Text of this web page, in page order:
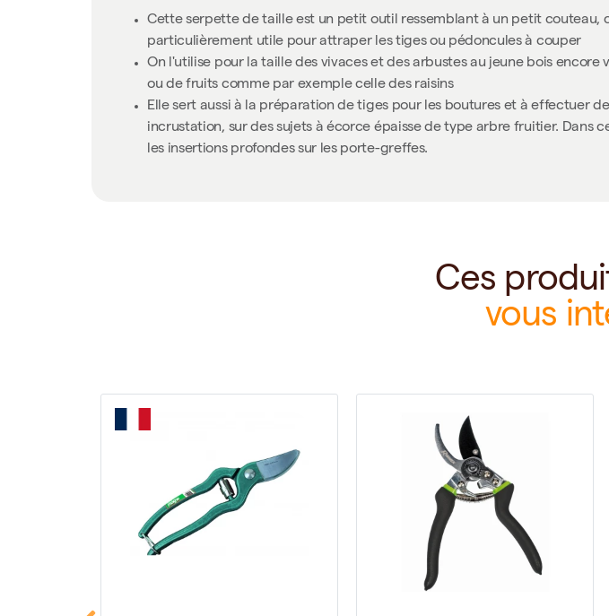
Cette serpette de taille est un petit outil ressemblant à un petit
particulièrement utile pour attraper les tiges ou pédoncules à couper
On l'utilise pour la taille des vivaces et des arbustes au jeune bois
ou de fruits comme par exemple celle des raisins
Elle sert aussi à la préparation de tiges pour les boutures et à effectuer
incrustation, sur des sujets à écorce épaisse de type arbre fruitier.
les insertions profondes sur les porte-greffes.
Ces
vous